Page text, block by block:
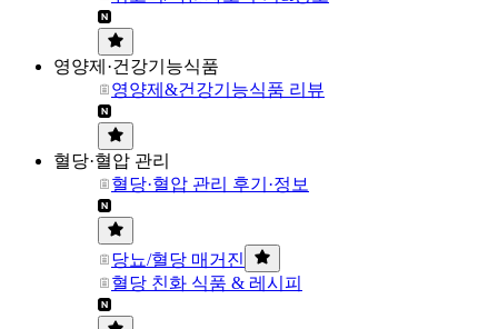
영양제·건강기능식품
영양제&건강기능식품 리뷰
혈당·혈압 관리
혈당·혈압 관리 후기·정보
당뇨/혈당 매거진
혈당 친화 식품 & 레시피